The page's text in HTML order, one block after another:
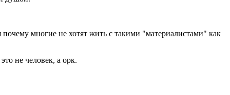
многие не хотят жить с такими "материалистами" как
не человек, а орк.